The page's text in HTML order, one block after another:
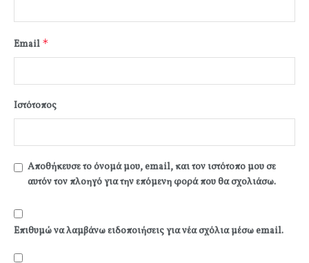
Email *
Ιστότοπος
Αποθήκευσε το όνομά μου, email, και τον ιστότοπο μου σε
αυτόν τον πλοηγό για την επόμενη φορά που θα σχολιάσω.
Επιθυμώ να λαμβάνω ειδοποιήσεις για νέα σχόλια μέσω email.